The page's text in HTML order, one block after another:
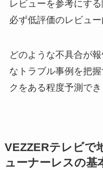
レビューを参考にす
必ず低評価のレビュ
どのような不具合が
なトラブル事例を把
クをある程度予測でき
VEZZERテレビで
ューナーレスの基